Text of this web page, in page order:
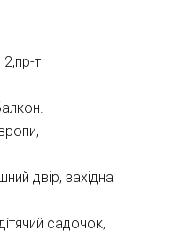
т
двiр, захiдна
садочок,